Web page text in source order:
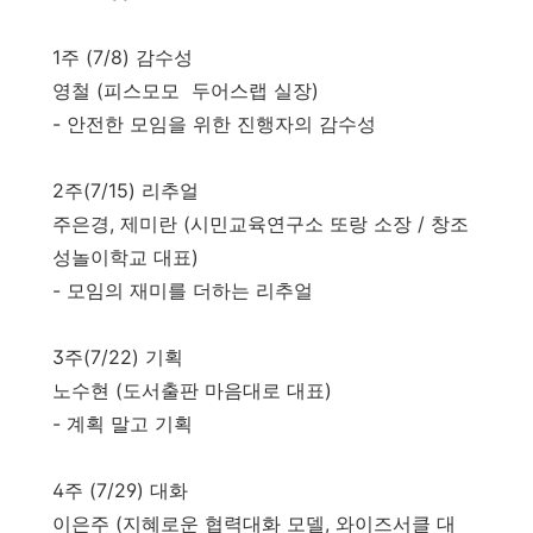
1주 (7/8) 감수성
영철 (피스모모 두어스랩 실장)
- 안전한 모임을 위한 진행자의 감수성
2주(7/15) 리추얼
주은경, 제미란 (시민교육연구소 또랑 소장 / 창조
성놀이학교 대표)
- 모임의 재미를 더하는 리추얼
3주(7/22) 기획
노수현 (도서출판 마음대로 대표)
- 계획 말고 기획
4주 (7/29) 대화
이은주 (지혜로운 협력대화 모델, 와이즈서클 대